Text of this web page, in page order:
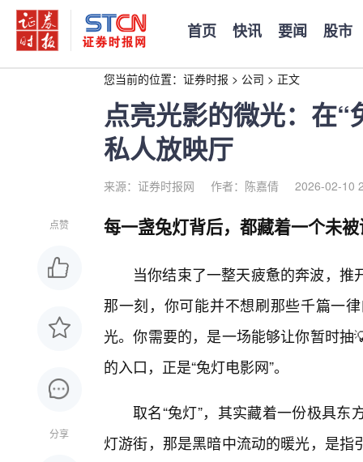
首页 快讯 要闻 股市
您当前的位置： 证券时报 > 公司 > 正文
点亮光影的微光：在
私人放映厅
来源：证券时报网 作者：陈嘉倩 2026-02-10
点赞
分享
每一盏兔灯背后，都藏着一个未
当你结束了一整天疲惫的奔波，
那一刻，你可能并不想刷那些千篇一
光。你需要的，是一场能够让你暂时
的入口，正是“兔灯电影网”。
取名“兔灯”，其实藏着一份极具
灯游街，那是黑暗中流动的暖光，是